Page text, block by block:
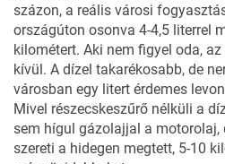
százon, a reális városi
országúton osonva 4-4,5 literrel
kilométert. Aki nem figyel oda,
kívül. A dízel takarékosabb, de
városban egy litert érdemes
Mivel részecskeszűrő nélküli a
sem hígul gázolajjal a motorolaj,
szereti a hidegen megtett, 5-10